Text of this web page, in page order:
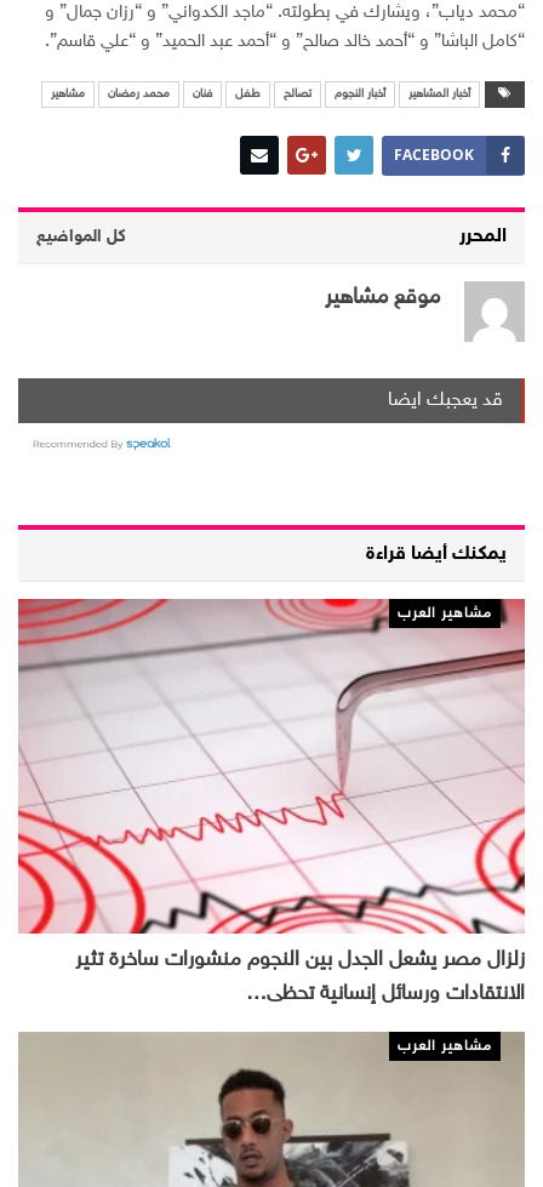
“محمد دياب”، ويشارك في بطولته. “ماجد الكدواني” و “رزان جمال” و
“كامل الباشا” و “أحمد خالد صالح” و “أحمد عبد الحميد” و “علي قاسم”.
أخبار المشاهير أخبار النجوم تصالح طفل فنان محمد رمضان مشاهير
FACEBOOK
المحرر كل المواضيع
موقع مشاهير
قد يعجبك ايضا
يمكنك أيضا قراءة
مشاهير العرب
زلزال مصر يشعل الجدل بين النجوم منشورات ساخرة تثير
الانتقادات ورسائل إنسانية تحظى…
مشاهير العرب